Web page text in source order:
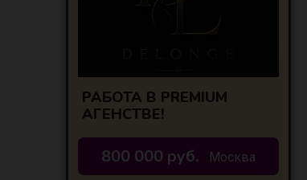
РАБОТА В PREMIUM
АГЕНСТВЕ!
800 000 руб. Москва